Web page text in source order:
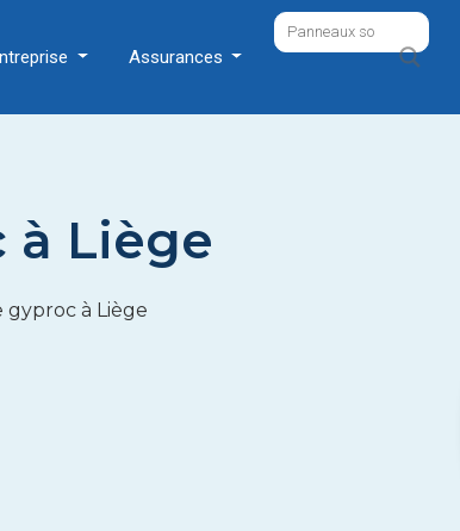
Assurances
à Liège
gyproc à Liège